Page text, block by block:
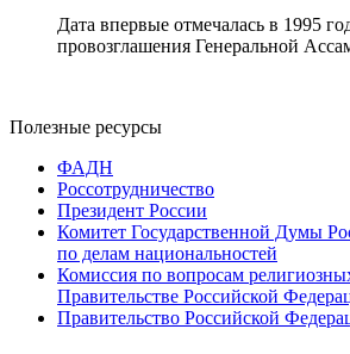
Дата впервые отмечалась в 1995
провозглашения Генеральной
Полезные ресурсы
ФАДН
Россотрудничество
Президент России
Комитет Государственной Думы
по делам национальностей
Комиссия по вопросам
Правительстве Российской
Правительство Российской